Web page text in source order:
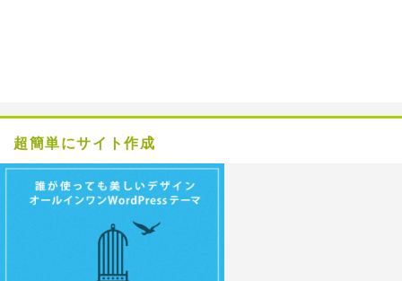
超簡単にサイト作成